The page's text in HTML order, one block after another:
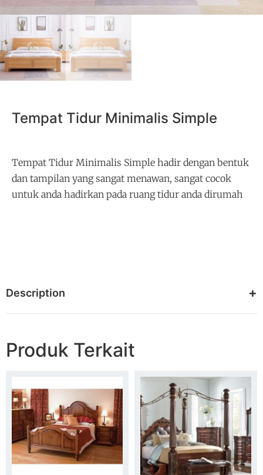
Tempat Tidur Minimalis Simple
Tempat Tidur Minimalis Simple hadir dengan bentuk
dan tampilan yang sangat menawan, sangat cocok
untuk anda hadirkan pada ruang tidur anda dirumah
Description
Produk Terkait